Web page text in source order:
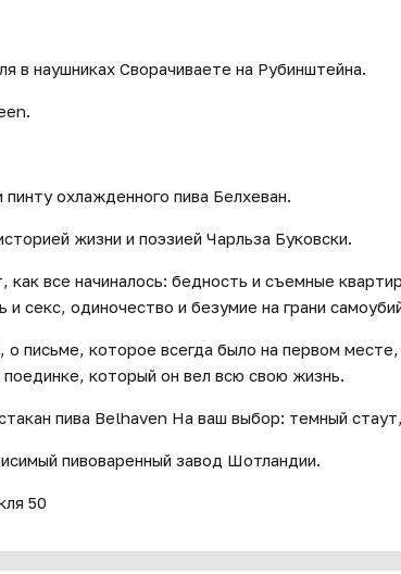
в наушниках Сворачиваете на Рубинштейна.
охлажденного пива Белхеван.
жизни и поэзией Чарльза Буковски.
как все начиналось: бедность и съемные
секс, одиночество и безумие на грани
письме, которое всегда было на первом месте,
который он вел всю свою жизнь.
пива Belhaven На ваш выбор: темный
пивоваренный завод Шотландии.
50